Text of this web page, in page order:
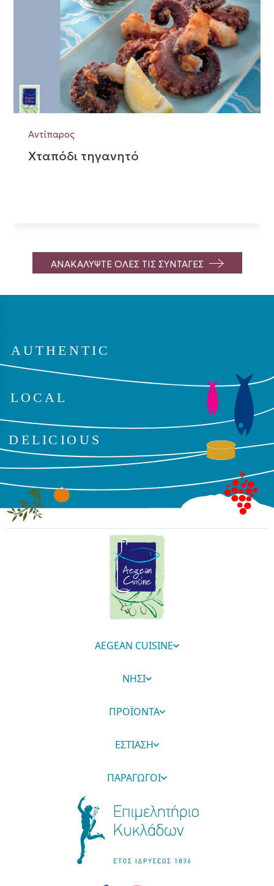
Αντίπαρος
Χταπόδι τηγανητό
ΑΝΑΚΑΛΥΨΤΕ ΟΛΕΣ ΤΙΣ ΣΥΝΤΑΓΕΣ
AEGEAN CUISINE
ΝΗΣΙ
ΠΡΟΪΟΝΤΑ
ΕΣΤΙΑΣΗ
ΠΑΡΑΓΩΓΟΙ